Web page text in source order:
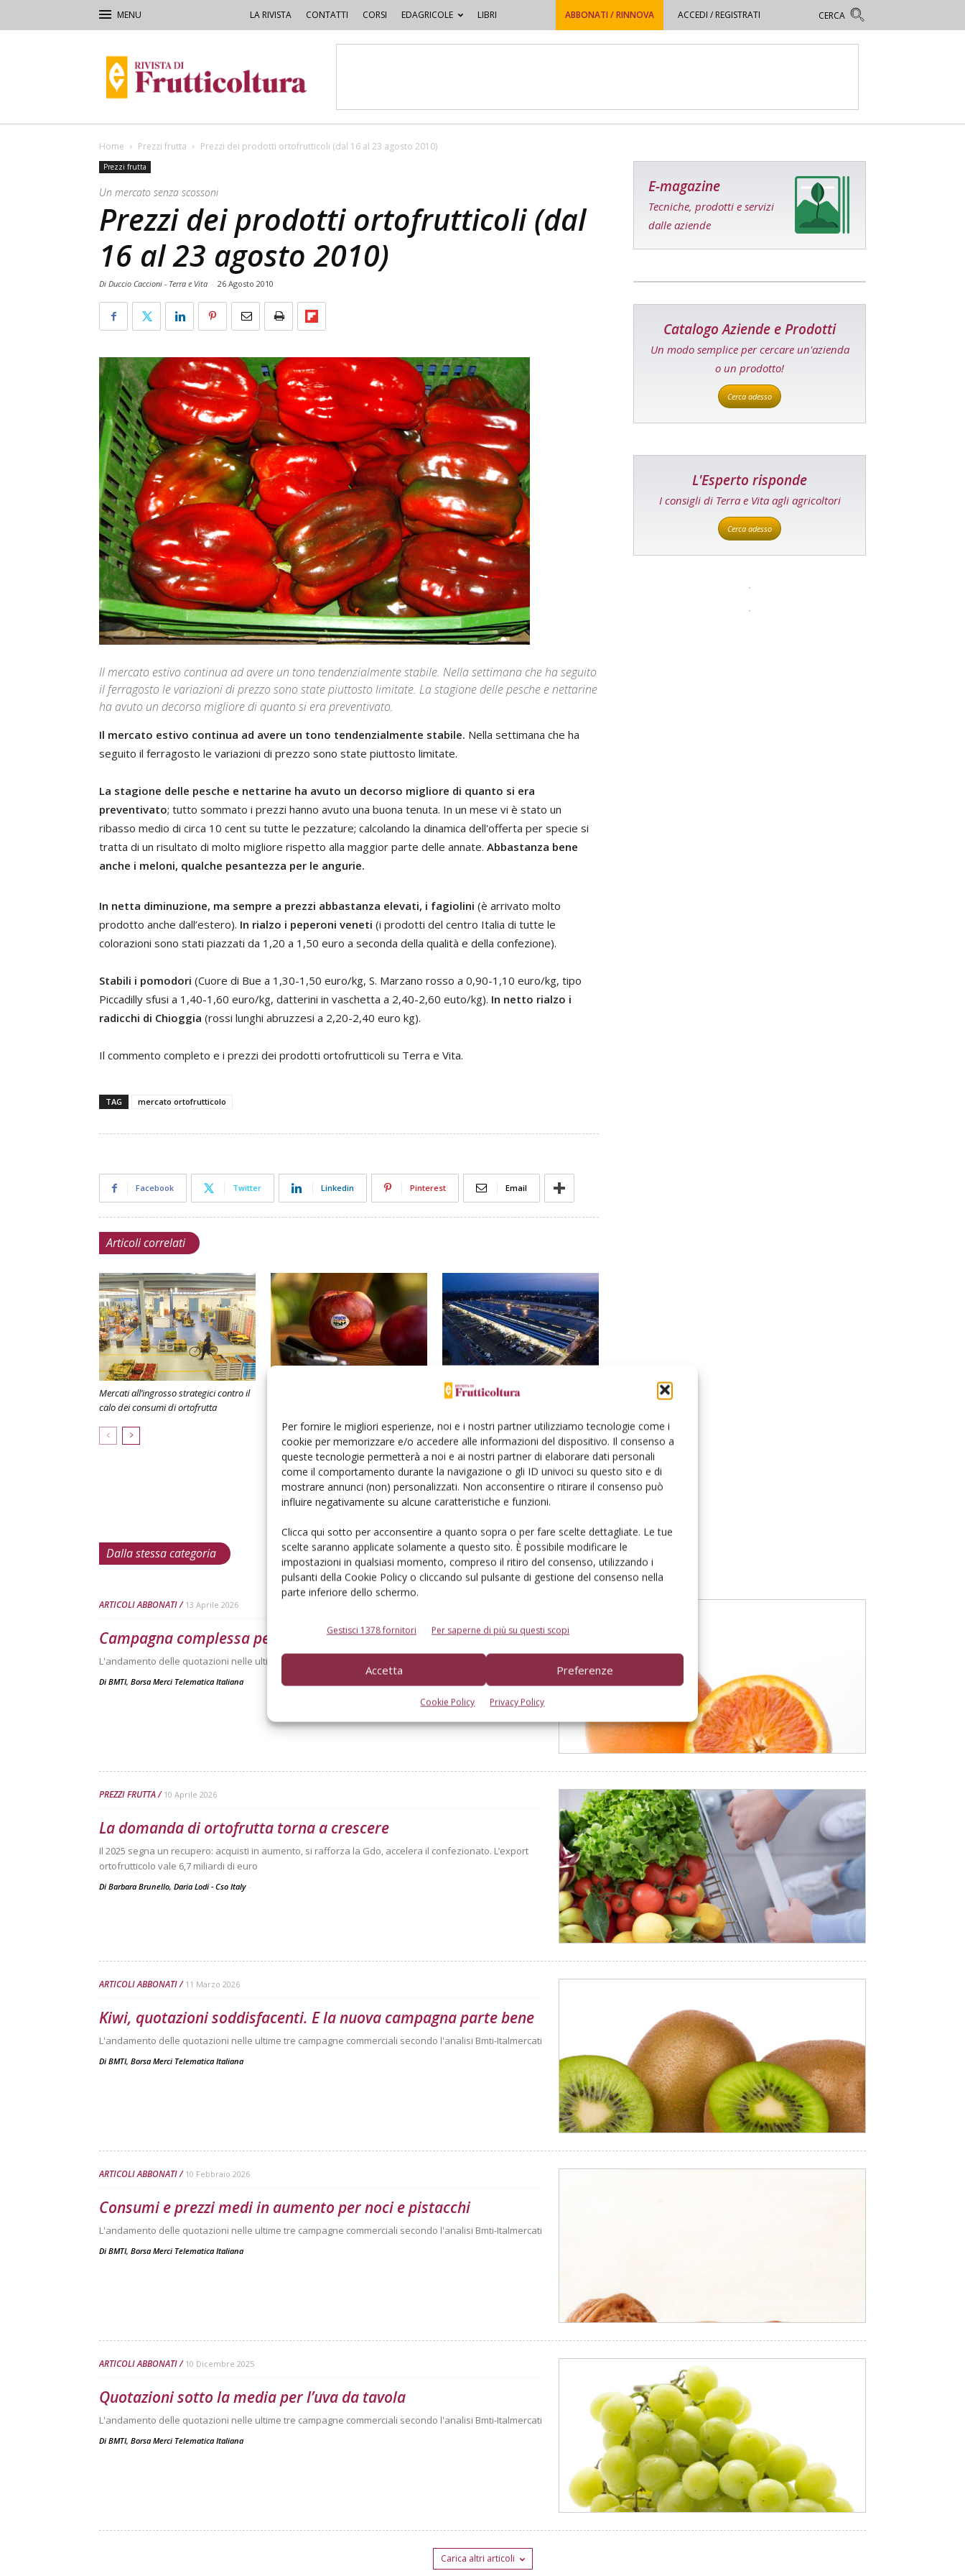
Per fornire le migliori esperienze, noi e i nostri partner utilizziamo tecnologie come i
cookie per memorizzare e/o accedere alle informazioni del dispositivo. Il consenso a
queste tecnologie permetterà a noi e ai nostri partner di elaborare dati personali
come il comportamento durante la navigazione o gli ID univoci su questo sito e di
mostrare annunci (non) personalizzati. Non acconsentire o ritirare il consenso può
influire negativamente su alcune caratteristiche e funzioni.
Clicca qui sotto per acconsentire a quanto sopra o per fare scelte dettagliate. Le tue
scelte saranno applicate solamente a questo sito. È possibile modificare le
impostazioni in qualsiasi momento, compreso il ritiro del consenso, utilizzando i
pulsanti della Cookie Policy o cliccando sul pulsante di gestione del consenso nella
parte inferiore dello schermo.
Gestisci 1378 fornitori Per saperne di più su questi scopi
Accetta Preferenze
Cookie Policy Privacy Policy
LA RIVISTA CONTATTI CORSI EDAGRICOLE LIBRI ABBONATI / RINNOVA ACCEDI / REGISTRATI
di
Frutticoltura
Home Prezzi frutta Prezzi dei prodotti ortofrutticoli (dal 16 al 23 agosto 2010)
Prezzi frutta
Un mercato senza scossoni
Prezzi dei prodotti ortofrutticoli (dal
16 al 23 agosto 2010)
Di Duccio Caccioni - Terra e Vita - 26 Agosto 2010
Il mercato estivo continua ad avere un tono tendenzialmente stabile. Nella settimana che ha seguito
il ferragosto le variazioni di prezzo sono state piuttosto limitate. La stagione delle pesche e nettarine
ha avuto un decorso migliore di quanto si era preventivato.
Il mercato estivo continua ad avere un tono tendenzialmente stabile. Nella settimana che ha
seguito il ferragosto le variazioni di prezzo sono state piuttosto limitate.
La stagione delle pesche e nettarine ha avuto un decorso migliore di quanto si era
preventivato; tutto sommato i prezzi hanno avuto una buona tenuta. In un mese vi è stato un
ribasso medio di circa 10 cent su tutte le pezzature; calcolando la dinamica dell'offerta per specie si
tratta di un risultato di molto migliore rispetto alla maggior parte delle annate. Abbastanza bene
anche i meloni, qualche pesantezza per le angurie.
In netta diminuzione, ma sempre a prezzi abbastanza elevati, i fagiolini (è arrivato molto
prodotto anche dall’estero). In rialzo i peperoni veneti (i prodotti del centro Italia di tutte le
colorazioni sono stati piazzati da 1,20 a 1,50 euro a seconda della qualità e della confezione).
Stabili i pomodori (Cuore di Bue a 1,30-1,50 euro/kg, S. Marzano rosso a 0,90-1,10 euro/kg, tipo
Piccadilly sfusi a 1,40-1,60 euro/kg, datterini in vaschetta a 2,40-2,60 euto/kg). In netto rialzo i
radicchi di Chioggia (rossi lunghi abruzzesi a 2,20-2,40 euro kg).
Il commento completo e i prezzi dei prodotti ortofrutticoli su Terra e Vita.
TAG mercato ortofrutticolo
Facebook Twitter Linkedin Pinterest Email
Articoli correlati
Mercati all’ingrosso strategici contro il
calo dei consumi di ortofrutta
Mercati all’ingrosso: ok, il prezzo è
E-magazine
Tecniche, prodotti e servizi
dalle aziende
Catalogo Aziende e Prodotti
Un modo semplice per cercare un'azienda
o un prodotto!
Cerca adesso
L'Esperto risponde
I consigli di Terra e Vita agli agricoltori
Cerca adesso
Dalla stessa categoria
ARTICOLI ABBONATI 13 Aprile 2026
Campagna complessa per le arance
L'andamento delle quotazioni nelle ultime tre campagne commerciali secondo l'analisi Bmti-Italmercati
Di BMTI, Borsa Merci Telematica Italiana
PREZZI FRUTTA 10 Aprile 2026
La domanda di ortofrutta torna a crescere
Il 2025 segna un recupero: acquisti in aumento, si rafforza la Gdo, accelera il confezionato. L’export
ortofrutticolo vale 6,7 miliardi di euro
Di Barbara Brunello, Daria Lodi - Cso Italy -
ARTICOLI ABBONATI 11 Marzo 2026
Kiwi, quotazioni soddisfacenti. E la nuova campagna parte bene
L'andamento delle quotazioni nelle ultime tre campagne commerciali secondo l'analisi Bmti-Italmercati
Di BMTI, Borsa Merci Telematica Italiana
ARTICOLI ABBONATI 10 Febbraio 2026
Consumi e prezzi medi in aumento per noci e pistacchi
L'andamento delle quotazioni nelle ultime tre campagne commerciali secondo l'analisi Bmti-Italmercati
Di BMTI, Borsa Merci Telematica Italiana
ARTICOLI ABBONATI 10 Dicembre 2025
Quotazioni sotto la media per l’uva da tavola
L'andamento delle quotazioni nelle ultime tre campagne commerciali secondo l'analisi Bmti-Italmercati
Di BMTI, Borsa Merci Telematica Italiana
Carica altri articoli